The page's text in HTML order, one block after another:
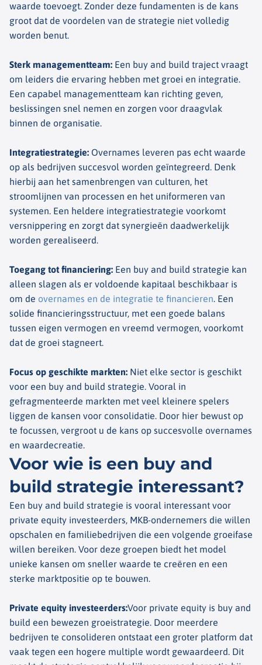
waarde toevoegt. Zonder deze fundamenten is de kans
groot dat de voordelen van de strategie niet volledig
worden benut.
Sterk managementteam: Een buy and build traject vraagt
om leiders die ervaring hebben met groei en integratie.
Een capabel managementteam kan richting geven,
beslissingen snel nemen en zorgen voor draagvlak
binnen de organisatie.
Integratiestrategie: Overnames leveren pas echt waarde
op als bedrijven succesvol worden geïntegreerd. Denk
hierbij aan het samenbrengen van culturen, het
stroomlijnen van processen en het uniformeren van
systemen. Een heldere integratiestrategie voorkomt
versnippering en zorgt dat synergieën daadwerkelijk
worden gerealiseerd.
Toegang tot financiering: Een buy and build strategie kan
alleen slagen als er voldoende kapitaal beschikbaar is
om de overnames en de integratie te financieren. Een
solide financieringsstructuur, met een goede balans
tussen eigen vermogen en vreemd vermogen, voorkomt
dat de groei stagneert.
Focus op geschikte markten: Niet elke sector is geschikt
voor een buy and build strategie. Vooral in
gefragmenteerde markten met veel kleinere spelers
liggen de kansen voor consolidatie. Door hier bewust op
te focussen, vergroot u de kans op succesvolle overnames
en waardecreatie.
Voor wie is een buy and
build strategie interessant?
Een buy and build strategie is vooral interessant voor
private equity investeerders, MKB-ondernemers die willen
opschalen en familiebedrijven die een volgende groeifase
willen bereiken. Voor deze groepen biedt het model
unieke kansen om sneller waarde te creëren en een
sterke marktpositie op te bouwen.
Private equity investeerders:Voor private equity is buy and
build een bewezen groeistrategie. Door meerdere
bedrijven te consolideren ontstaat een groter platform dat
vaak tegen een hogere multiple wordt gewaardeerd. Dit